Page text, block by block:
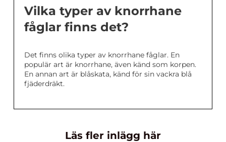
Vilka typer av knorrhane
fåglar finns det?
Det finns olika typer av knorrhane fåglar. En
populär art är knorrhane, även känd som korpen.
En annan art är blåskata, känd för sin vackra blå
fjäderdräkt.
Läs fler inlägg här